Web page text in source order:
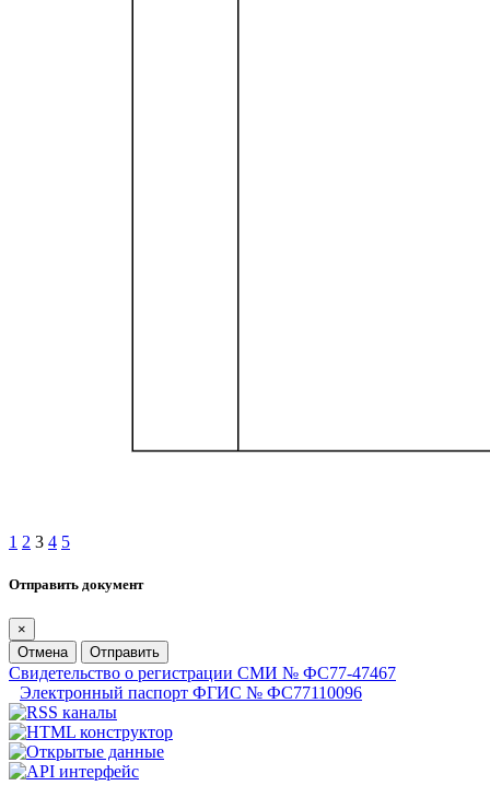
1 2 3 4 5
Отправить документ
×
Отмена
Отправить
Свидетельство о регистрации СМИ № ФС77-47467
Электронный паспорт ФГИС № ФС77110096